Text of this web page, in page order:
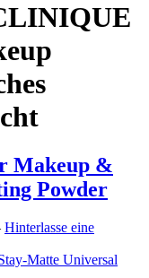
Makeup &
Powder
Hinterlasse eine